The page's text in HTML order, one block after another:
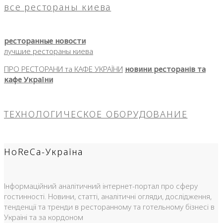
все рестораны киева
ресторанные новости
лучшие рестораны киева
ПРО РЕСТОРАНИ та КАФЕ УКРАЇНИ новини ресторанів та
кафе України
ТЕХНОЛОГИЧЕСКОЕ ОБОРУДОВАНИЕ
HoReCa-Україна
Інформаційний аналітичний інтернет-портал про сферу
гостинності. Новини, статті, аналітичні огляди, дослідження,
тенденції та тренди в ресторанному та готельному бізнесі в
Україні та за кордоном